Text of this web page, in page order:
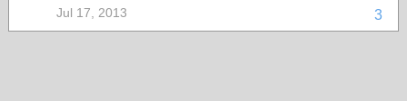
3
Jul 17, 2013